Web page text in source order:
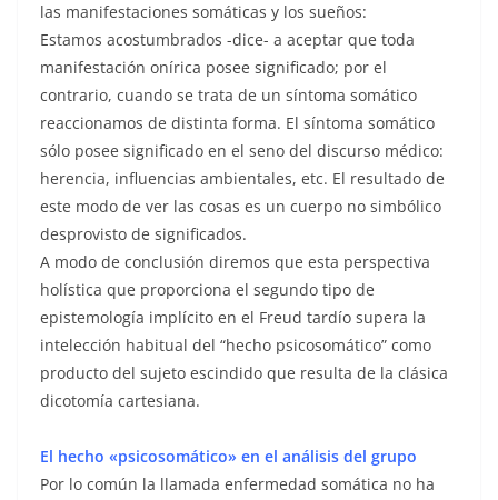
las manifestaciones somáticas y los sueños:
Estamos acostumbrados -dice- a aceptar que toda
manifestación onírica posee significado; por el
contrario, cuando se trata de un síntoma somático
reaccionamos de distinta forma. El síntoma somático
sólo posee significado en el seno del discurso médico:
herencia, influencias ambientales, etc. El resultado de
este modo de ver las cosas es un cuerpo no simbólico
desprovisto de significados.
A modo de conclusión diremos que esta perspectiva
holística que proporciona el segundo tipo de
epistemología implícito en el Freud tardío supera la
intelección habitual del “hecho psicosomático” como
producto del sujeto escindido que resulta de la clásica
dicotomía cartesiana.
El hecho «psicosomático» en el análisis del grupo
Por lo común la llamada enfermedad somática no ha